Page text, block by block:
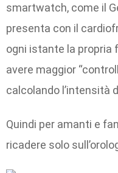
smartwatch, come il
presenta con il
ogni istante la propria
avere maggior
calcolando l’intensità
Quindi per amanti e
ricadere solo